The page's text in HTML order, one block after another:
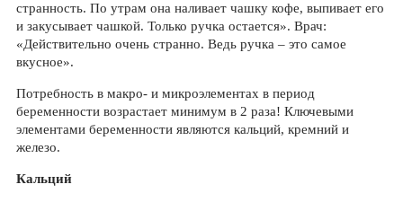
странность. По утрам она наливает чашку кофе, выпивает его
и закусывает чашкой. Только ручка остается». Врач:
«Действительно очень странно. Ведь ручка – это самое
вкусное».
Потребность в макро- и микроэлементах в период
беременности возрастает минимум в 2 раза! Ключевыми
элементами беременности являются кальций, кремний и
железо.
Кальций